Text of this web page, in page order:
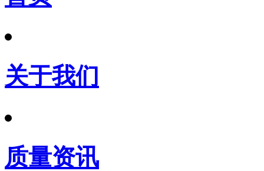
关于我们
质量资讯